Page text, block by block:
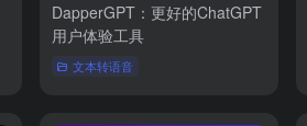
DapperGPT：更好的ChatGPT
用户体验工具
文本转语音